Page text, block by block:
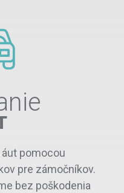
pomocou
pre zámočníkov.
bez poškodenia